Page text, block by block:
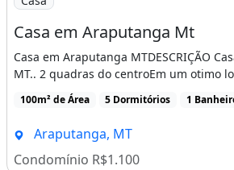
Casa em Araputanga Mt
Casa em Araputanga MTDESCRIÇÃO
MT.. 2 quadras do centroEm um otimo
100m² de Área 5 Dormitórios 1
Araputanga, MT
Condomínio R$1.100